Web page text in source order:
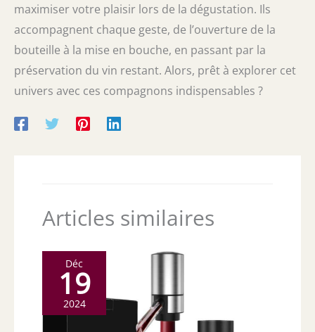
maximiser votre plaisir lors de la dégustation. Ils
accompagnent chaque geste, de l’ouverture de la
bouteille à la mise en bouche, en passant par la
préservation du vin restant. Alors, prêt à explorer cet
univers avec ces compagnons indispensables ?
Articles similaires
Déc
19
2024